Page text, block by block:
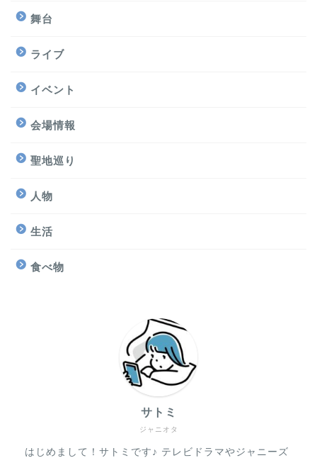
舞台
ライブ
イベント
会場情報
聖地巡り
人物
生活
食べ物
ジャニオタ
サトミ
はじめまして！サトミです♪ テレビドラマやジャニーズ